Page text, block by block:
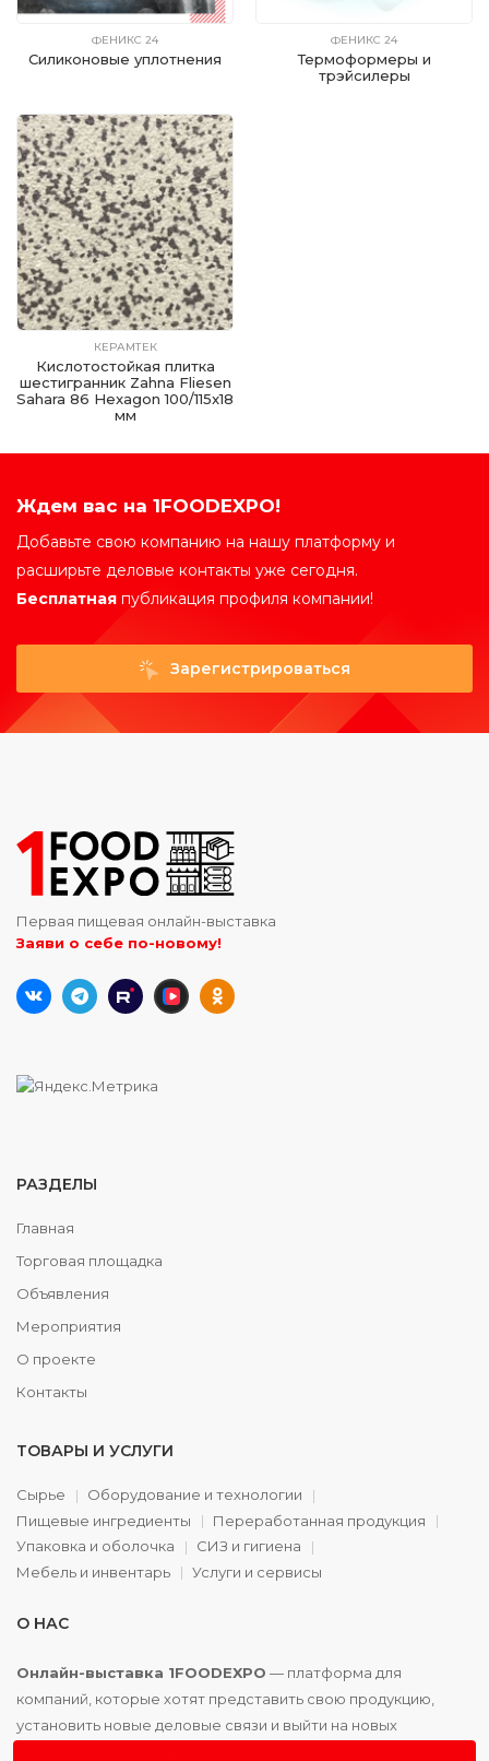
ФЕНИКС 24
Силиконовые уплотнения
ФЕНИКС 24
Термоформеры и
трэйсилеры
КЕРАМТЕК
Кислотостойкая плитка
шестигранник Zahna Fliesen
Sahara 86 Hexagon 100/115x18
мм
Ждем вас на 1FOODEXPO!
Добавьте свою компанию на нашу платформу и
расширьте деловые контакты уже сегодня.
Бесплатная публикация профиля компании!
Зарегистрироваться
Первая пищевая онлайн-выставка
Заяви о себе по-новому!
РАЗДЕЛЫ
Главная
Торговая площадка
Объявления
Мероприятия
О проекте
Контакты
ТОВАРЫ И УСЛУГИ
Сырье
Оборудование и технологии
Пищевые ингредиенты
Переработанная продукция
Упаковка и оболочка
СИЗ и гигиена
Мебель и инвентарь
Услуги и сервисы
О НАС
Онлайн-выставка 1FOODEXPO — платформа для
компаний, которые хотят представить свою продукцию,
установить новые деловые связи и выйти на новых